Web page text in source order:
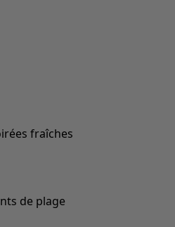
fraîches
de plage